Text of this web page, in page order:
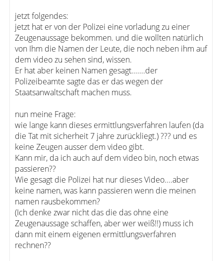
jetzt folgendes:
jetzt hat er von der Polizei eine vorladung zu einer
Zeugenaussage bekommen. und die wollten natürlich
von Ihm die Namen der Leute, die noch neben ihm auf
dem video zu sehen sind, wissen.
Er hat aber keinen Namen gesagt.......der
Polizeibeamte sagte das er das wegen der
Staatsanwaltschaft machen muss.
nun meine Frage:
wie lange kann dieses ermittlungsverfahren laufen (da
die Tat mit sicherheit 7 jahre zurückliegt.) ??? und es
keine Zeugen ausser dem video gibt.
Kann mir, da ich auch auf dem video bin, noch etwas
passieren??
Wie gesagt die Polizei hat nur dieses Video....aber
keine namen, was kann passieren wenn die meinen
namen rausbekommen?
(Ich denke zwar nicht das die das ohne eine
Zeugenaussage schaffen, aber wer weiß!!) muss ich
dann mit einem eigenen ermittlungsverfahren
rechnen??